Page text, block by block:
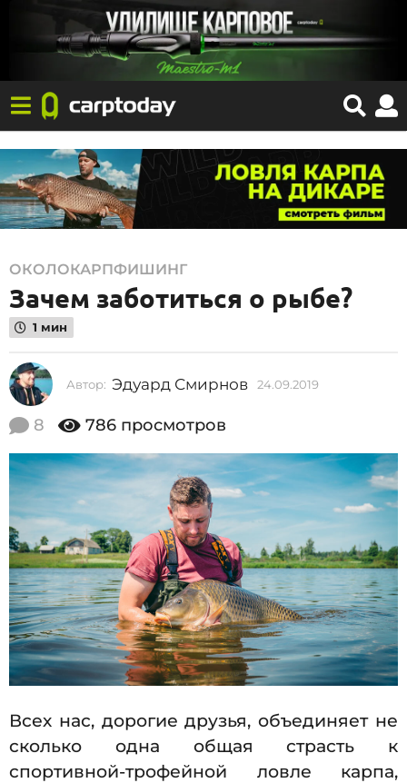
2
4
.
0
9
.
2
1
9
2
4
.
0
9
.
2
1
9
ОКОЛОКАРПФИШИНГ
Зачем заботиться о рыбе?
1 мин
Автор: Эдуард Смирнов 24.09.2019
9
.
2
1
8 786 просмотров
Всех нас, дорогие друзья, объединяет не
сколько одна общая страсть к
спортивной-трофейной ловле карпа,